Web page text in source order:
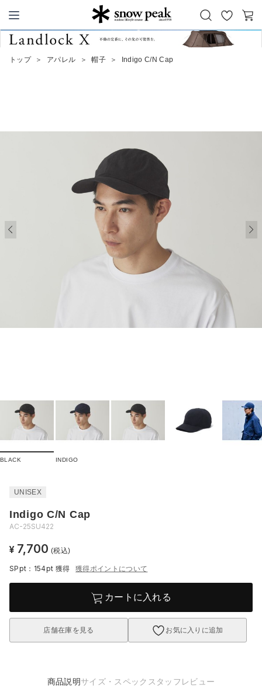
Snow Peak
お
気
カ
トップ ＞ アパレル ＞ 帽子 ＞ Indigo C/N Cap
BLACK INDIGO
UNISEX
Indigo C/N Cap
AC-25SU422
¥ 7,700 (税込)
SPpt：154pt 獲得 獲得ポイントについて
カートに入れる
店舗在庫を見る お気に入りに追加
商品説明サイズ・スペック スタッフレビュー